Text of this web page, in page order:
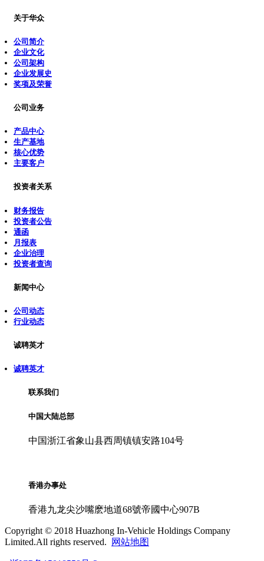
关于华众
公司简介
企业文化
公司架构
企业发展史
奖项及荣誉
公司业务
产品中心
生产基地
核心优势
主要客户
投资者关系
财务报告
投资者公告
通函
月报表
企业治理
投资者查询
新闻中心
公司动态
行业动态
诚聘英才
诚聘英才
联系我们
中国大陆总部
中国浙江省象山县西周镇镇安路104号
香港办事处
香港九龙尖沙嘴麽地道68號帝國中心907B
Copyright © 2018 Huazhong In-Vehicle Holdings Company
Limited.All rights reserved.
网站地图